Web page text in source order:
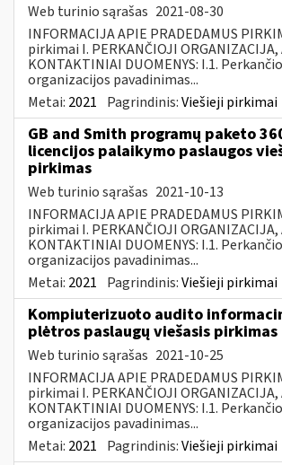
Web turinio sąrašas 2021-08-30
INFORMACIJA APIE PRADEDAMUS
pirkimai I. PERKANČIOJI ORGANIZACIJA,
KONTAKTINIAI DUOMENYS: I.1.
organizacijos pavadinimas...
Metai: 2021 Pagrindinis:Viešieji pirkimai
GB and Smith programų paketo
licencijos palaikymo paslaugos
pirkimas
Web turinio sąrašas 2021-10-13
INFORMACIJA APIE PRADEDAMUS
pirkimai I. PERKANČIOJI ORGANIZACIJA,
KONTAKTINIAI DUOMENYS: I.1.
organizacijos pavadinimas...
Metai: 2021 Pagrindinis:Viešieji pirkimai
Kompiuterizuoto audito
plėtros paslaugų viešasis pirkimas
Web turinio sąrašas 2021-10-25
INFORMACIJA APIE PRADEDAMUS
pirkimai I. PERKANČIOJI ORGANIZACIJA,
KONTAKTINIAI DUOMENYS: I.1.
organizacijos pavadinimas...
Metai: 2021 Pagrindinis:Viešieji pirkimai